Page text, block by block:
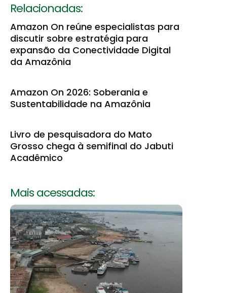
Relacionadas:
Amazon On reúne especialistas para
discutir sobre estratégia para
expansão da Conectividade Digital
da Amazônia
Amazon On 2026: Soberania e
Sustentabilidade na Amazônia
Livro de pesquisadora do Mato
Grosso chega à semifinal do Jabuti
Acadêmico
Mais acessadas: